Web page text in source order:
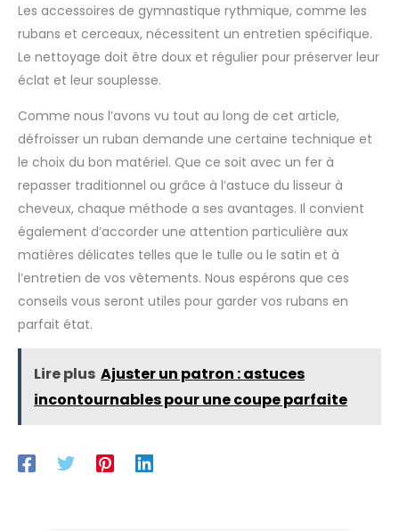
Les accessoires de gymnastique rythmique, comme les
rubans et cerceaux, nécessitent un entretien spécifique.
Le nettoyage doit être doux et régulier pour préserver leur
éclat et leur souplesse.
Comme nous l’avons vu tout au long de cet article,
défroisser un ruban demande une certaine technique et
le choix du bon matériel. Que ce soit avec un fer à
repasser traditionnel ou grâce à l’astuce du lisseur à
cheveux, chaque méthode a ses avantages. Il convient
également d’accorder une attention particulière aux
matières délicates telles que le tulle ou le satin et à
l’entretien de vos vêtements. Nous espérons que ces
conseils vous seront utiles pour garder vos rubans en
parfait état.
Lire plus Ajuster un patron : astuces
incontournables pour une coupe parfaite